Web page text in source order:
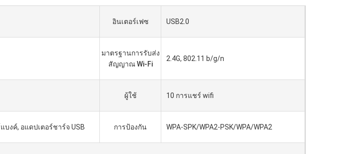
ป็น
อินเตอร์เฟซ USB2.0
มาตรฐานการรับส่ง
สัญญาณ Wi-Fi
2.4G, 802.11 b/g/n
ผู้ใช้ 10 การแชร์ wifi
บงค์, อแดปเตอร์ชาร์จ USB การป้องกัน WPA-SPK/WPA2-PSK/WPA/WPA2